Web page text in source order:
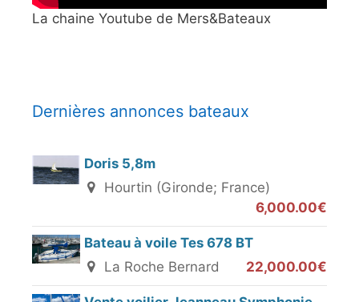
La chaine Youtube de Mers&Bateaux
Dernières annonces bateaux
Doris 5,8m
Hourtin (Gironde; France)
6,000.00€
Bateau à voile Tes 678 BT
La Roche Bernard
22,000.00€